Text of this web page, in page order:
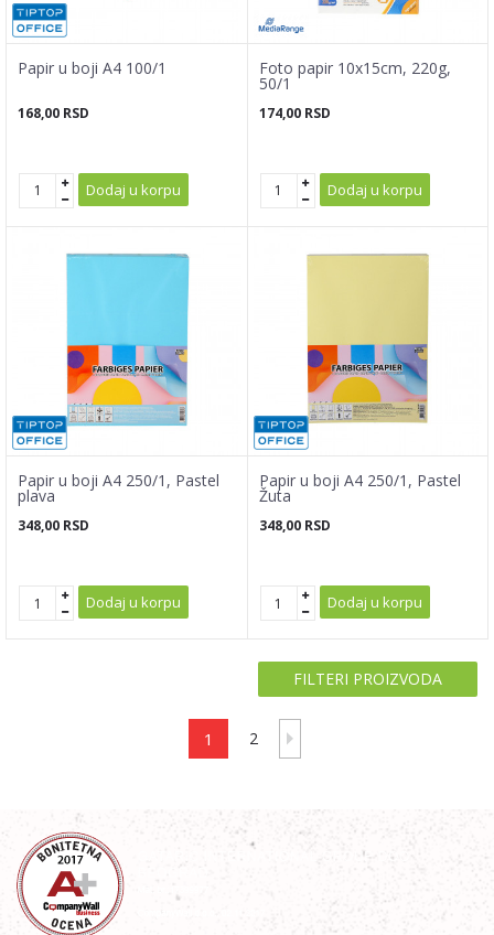
Papir u boji A4 100/1
168,00 RSD
Dodaj u korpu
Foto papir 10x15cm, 220g,
50/1
174,00 RSD
Dodaj u korpu
Papir u boji A4 250/1, Pastel
plava
348,00 RSD
Dodaj u korpu
Papir u boji A4 250/1, Pastel
Žuta
348,00 RSD
Dodaj u korpu
FILTERI PROIZVODA
1 2